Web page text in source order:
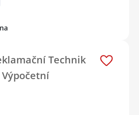
Technik
Výpočetní